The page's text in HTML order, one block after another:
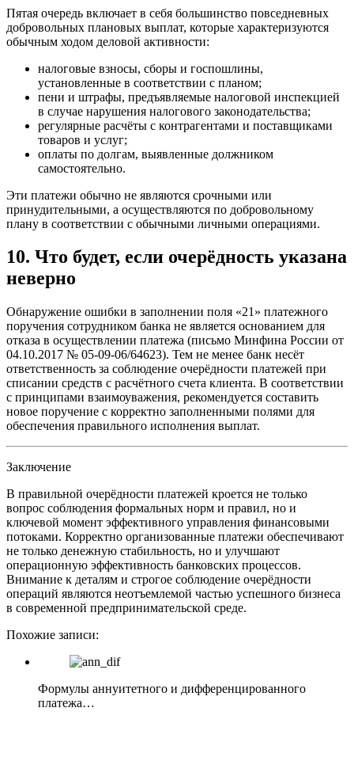
Пятая очередь включает в себя большинство повседневных
добровольных плановых выплат, которые характеризуются
обычным ходом деловой активности:
налоговые взносы, сборы и госпошлины,
установленные в соответствии с планом;
пени и штрафы, предъявляемые налоговой инспекцией
в случае нарушения налогового законодательства;
регулярные расчёты с контрагентами и поставщиками
товаров и услуг;
оплаты по долгам, выявленные должником
самостоятельно.
Эти платежи обычно не являются срочными или
принудительными, а осуществляются по добровольному
плану в соответствии с обычными личными операциями.
10. Что будет, если очерёдность указана
неверно
Обнаружение ошибки в заполнении поля «21» платежного
поручения сотрудником банка не является основанием для
отказа в осуществлении платежа (письмо Минфина России от
04.10.2017 № 05-09-06/64623). Тем не менее банк несёт
ответственность за соблюдение очерёдности платежей при
списании средств с расчётного счета клиента. В соответствии
с принципами взаимоуважения, рекомендуется составить
новое поручение с корректно заполненными полями для
обеспечения правильного исполнения выплат.
Заключение
В правильной очерёдности платежей кроется не только
вопрос соблюдения формальных норм и правил, но и
ключевой момент эффективного управления финансовыми
потоками. Корректно организованные платежи обеспечивают
не только денежную стабильность, но и улучшают
операционную эффективность банковских процессов.
Внимание к деталям и строгое соблюдение очерёдности
операций являются неотъемлемой частью успешного бизнеса
в современной предпринимательской среде.
Похожие записи:
Формулы аннуитетного и дифференцированного
платежа…